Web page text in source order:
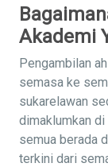
Akademi
Pengambilan
semasa ke
sukarelawan
dimaklumkan di
semua berada
terkini dari